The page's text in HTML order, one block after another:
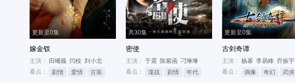
更新至0集
嫁金钗
主演： 田曦薇 闫桉 刘小北
看点：
剧情 爱情 古装
共30集
密使
主演： 于震 陈紫函 刁琳琳
看点：
谍战 剧情 年代
更新至0集
古剑奇谭
主演： 杨幂 李易峰 乔振宇
看点：
偶像 奇幻 武侠